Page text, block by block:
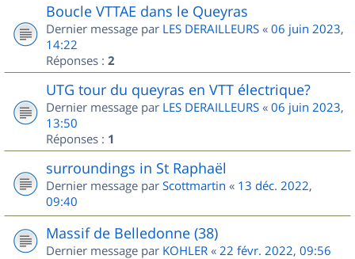
Boucle VTTAE dans le Queyras
Dernier message par LES DERAILLEURS « 06 juin 2023,
14:22
Réponses : 2
UTG tour du queyras en VTT électrique?
Dernier message par LES DERAILLEURS « 06 juin 2023,
13:50
Réponses : 1
surroundings in St Raphaël
Dernier message par Scottmartin « 13 déc. 2022,
09:40
Massif de Belledonne (38)
Dernier message par KOHLER « 22 févr. 2022, 09:56